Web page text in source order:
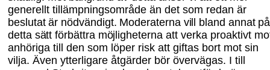
generellt tillämpningsområde än det som redan är
beslutat är nödvändigt. Moderaterna vill bland annat på
detta sätt förbättra möjligheterna att verka proaktivt
anhöriga till den som löper risk att giftas bort mot sin
vilja. Även ytterligare åtgärder bör övervägas. I till